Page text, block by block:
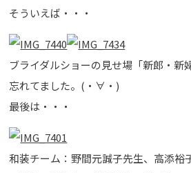
そういえば・・・
ブライダルショーの見せ場「新郎・新
忘れてました。(・∀・)
最後は・・・
和装チーム：野間元誠子先生、高添裕